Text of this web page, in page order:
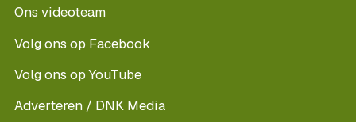
Ons videoteam
Volg ons op Facebook
Volg ons op YouTube
Adverteren / DNK Media